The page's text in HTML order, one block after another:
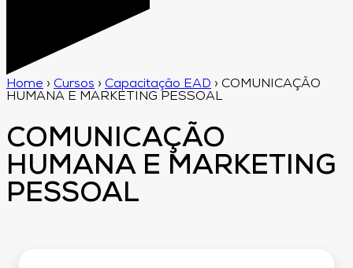
Home › Cursos › Capacitação EAD › COMUNICAÇÃO
HUMANA E MARKETING PESSOAL
COMUNICAÇÃO
HUMANA E MARKETING
PESSOAL